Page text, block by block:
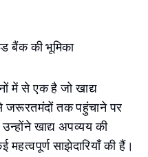
बैंक की भूमिका
में से एक है जो खाद्य
तक पहुंचाने पर
खाद्य अपव्यय की
साझेदारियाँ की हैं।